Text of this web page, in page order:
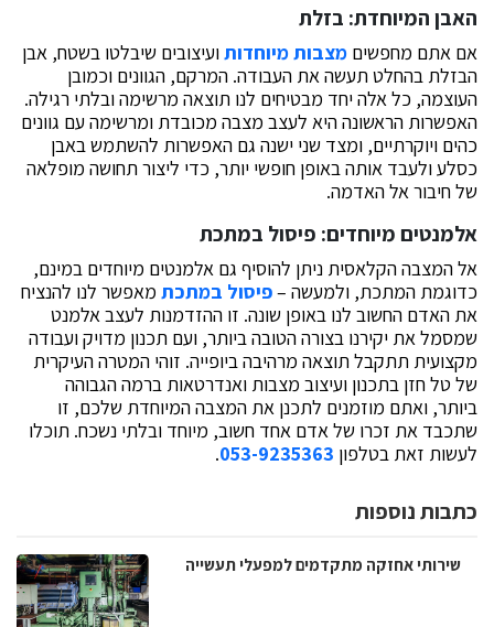
האבן המיוחדת: בזלת
אם אתם מחפשים מצבות מיוחדותועיצובים שיבלטו בשטח, אבן
הבזלת בהחלט תעשה את העבודה. המרקם, הגוונים וכמובן
העוצמה, כל אלה יחד מבטיחים לנו תוצאה מרשימה ובלתי רגילה.
האפשרות הראשונה היא לעצב מצבה מכובדת ומרשימה עם גוונים
כהים ויוקרתיים, ומצד שני ישנה גם האפשרות להשתמש באבן
כסלע ולעבד אותה באופן חופשי יותר, כדי ליצור תחושה מופלאה
של חיבור אל האדמה.
אלמנטים מיוחדים: פיסול במתכת
אל המצבה הקלאסית ניתן להוסיף גם אלמנטים מיוחדים במינם,
כדוגמת המתכת, ולמעשה –פיסול במתכת מאפשר לנו להנציח
את האדם החשוב לנו באופן שונה. זו ההזדמנות לעצב אלמנט
שמסמל את יקירנו בצורה הטובה ביותר, ועם תכנון מדויק ועבודה
מקצועית תתקבל תוצאה מרהיבה ביופייה. זוהי המטרה העיקרית
של טל חזן בתכנון ועיצוב מצבות ואנדרטאות ברמה הגבוהה
ביותר, ואתם מוזמנים לתכנן את המצבה המיוחדת שלכם, זו
שתכבד את זכרו של אדם אחד חשוב, מיוחד ובלתי נשכח. תוכלו
לעשות זאת בטלפון 053-9235363
.
כתבות נוספות
שירותי אחזקה מתקדמים למפעלי תעשייה